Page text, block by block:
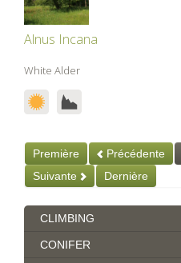
Alnus Incana
White Alder
Première Précédente
Suivante
Dernière
CLIMBING
CONIFER